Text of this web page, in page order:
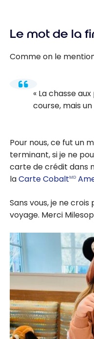
points
auprès de
centaines
s : carte-
Netflix, etc.
Le mot de la
Comme on le
La chasse
course, mais
Pour nous, ce fut un
terminant, si je ne
carte de crédit dans
laCarte CobaltMD
Sans vous, je ne
voyage. Merci